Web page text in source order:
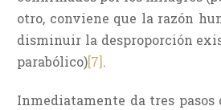
otro, conviene que la razón
disminuir la desproporción
parabólico)[7].
Inmediatamente da tres